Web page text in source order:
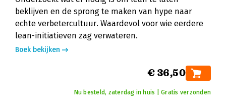
beklijven en de sprong te maken van hype naar
echte verbetercultuur. Waardevol voor wie eerdere
lean-initiatieven zag verwateren.
Boek bekijken
€ 36,50
Nu besteld, zaterdag in huis | Gratis verzonden